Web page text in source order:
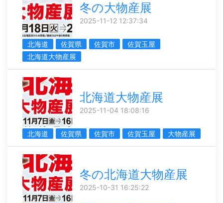
冬の大物産展
2025-11-12 12:37:34
北海道 佐賀県 佐賀市
佐賀玉屋
北海道大物産展
北海道大物産展
2025-11-04 18:08:16
北海道 佐賀県 佐賀市 佐賀玉屋 大物産展
冬の北海道大物産展
2025-10-31 16:25:22